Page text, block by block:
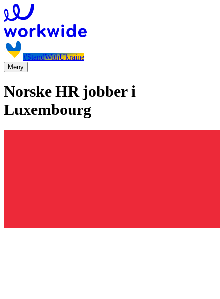
#StandWithUkraine
Meny
Norske HR jobber i
Luxembourg